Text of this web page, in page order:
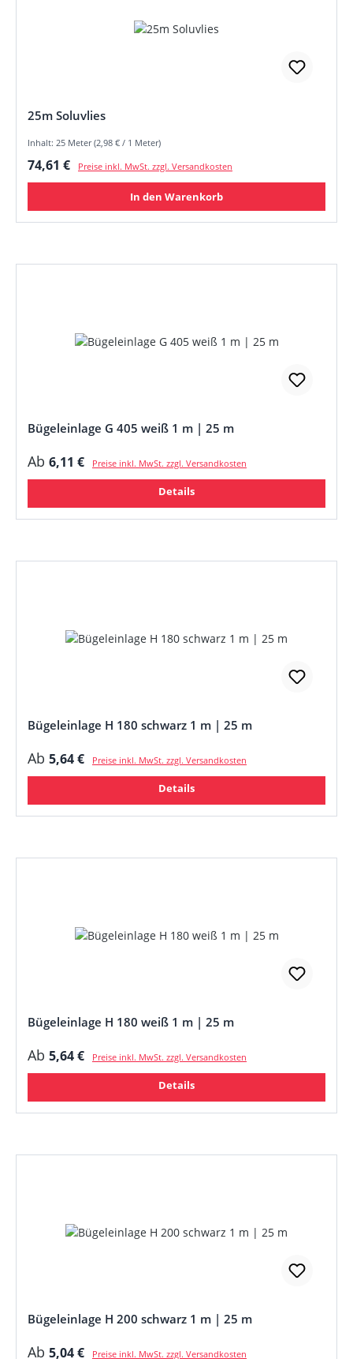
25m Soluvlies
Inhalt: 25 Meter (2,98 € / 1 Meter)
Regulärer Preis:
74,61 € Preise inkl. MwSt. zzgl. Versandkosten
In den Warenkorb
Bügeleinlage G 405 weiß 1 m | 25 m
Regulärer Preis:
Ab 6,11 € Preise inkl. MwSt. zzgl. Versandkosten
Details
Bügeleinlage H 180 schwarz 1 m | 25 m
Regulärer Preis:
Ab 5,64 € Preise inkl. MwSt. zzgl. Versandkosten
Details
Bügeleinlage H 180 weiß 1 m | 25 m
Regulärer Preis:
Ab 5,64 € Preise inkl. MwSt. zzgl. Versandkosten
Details
Bügeleinlage H 200 schwarz 1 m | 25 m
Regulärer Preis:
Ab 5,04 € Preise inkl. MwSt. zzgl. Versandkosten